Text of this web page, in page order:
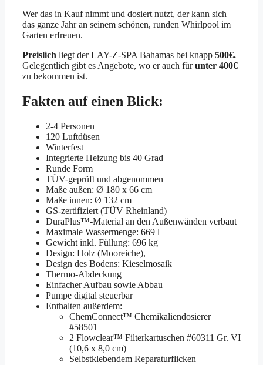
Wer das in Kauf nimmt und dosiert nutzt, der kann sich
das ganze Jahr an seinem schönen, runden Whirlpool im
Garten erfreuen.
Preislich liegt der LAY-Z-SPA Bahamas bei knapp 500€.
Gelegentlich gibt es Angebote, wo er auch fürunter 400€
zu bekommen ist.
Fakten auf einen Blick:
2-4 Personen
120 Luftdüsen
Winterfest
Integrierte Heizung bis 40 Grad
Runde Form
TÜV-geprüft und abgenommen
Maße außen: Ø 180 x 66 cm
Maße innen: Ø 132 cm
GS-zertifiziert (TÜV Rheinland)
DuraPlus™-Material an den Außenwänden verbaut
Maximale Wassermenge: 669 l
Gewicht inkl. Füllung: 696 kg
Design: Holz (Mooreiche),
Design des Bodens: Kieselmosaik
Thermo-Abdeckung
Einfacher Aufbau sowie Abbau
Pumpe digital steuerbar
Enthalten außerdem:
ChemConnect™ Chemikaliendosierer
#58501
2 Flowclear™ Filterkartuschen #60311 Gr. VI
(10,6 x 8,0 cm)
Selbstklebendem Reparaturflicken